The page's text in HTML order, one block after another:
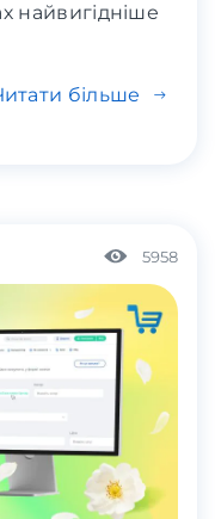
найвигідніше
більше
5958